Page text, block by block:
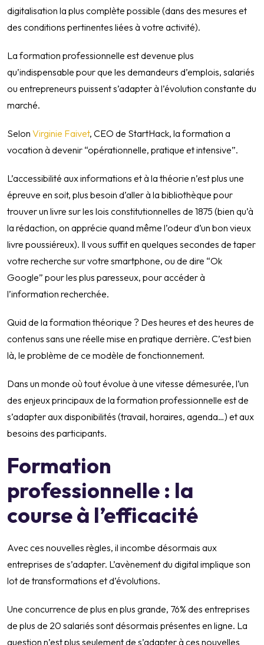
digitalisation la plus complète possible (dans des mesures et
des conditions pertinentes liées à votre activité).
La formation professionnelle est devenue plus
qu’indispensable pour que les demandeurs d’emplois, salariés
ou entrepreneurs puissent s’adapter à l’évolution constante du
marché.
Selon Virginie Faivet, CEO de StartHack, la formation a
vocation à devenir “opérationnelle, pratique et intensive”.
L’accessibilité aux informations et à la théorie n’est plus une
épreuve en soit, plus besoin d’aller à la bibliothèque pour
trouver un livre sur les lois constitutionnelles de 1875 (bien qu’à
la rédaction, on apprécie quand même l’odeur d’un bon vieux
livre poussiéreux). Il vous suffit en quelques secondes de taper
votre recherche sur votre smartphone, ou de dire “Ok
Google” pour les plus paresseux, pour accéder à
l’information recherchée.
Quid de la formation théorique ? Des heures et des heures de
contenus sans une réelle mise en pratique derrière. C’est bien
là, le problème de ce modèle de fonctionnement.
Dans un monde où tout évolue à une vitesse démesurée, l’un
des enjeux principaux de la formation professionnelle est de
s’adapter aux disponibilités (travail, horaires, agenda…) et aux
besoins des participants.
Formation
professionnelle : la
course à l’efficacité
Avec ces nouvelles règles, il incombe désormais aux
entreprises de s’adapter. L’avènement du digital implique son
lot de transformations et d’évolutions.
Une concurrence de plus en plus grande, 76% des entreprises
de plus de 20 salariés sont désormais présentes en ligne. La
question n’est plus seulement de s’adapter à ces nouvelles